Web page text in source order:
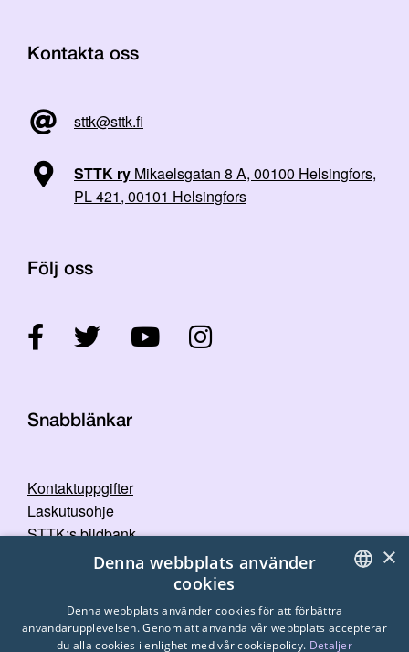
Kontakta oss
sttk@sttk.fi
STTK ry Mikaelsgatan 8 A, 00100 Helsingfors,
PL 421, 00101 Helsingfors
Följ oss
Snabblänkar
Kontaktuppgifter
Laskutusohje
STTK:s bildbank
Dataskyddspolicy
FINNISH
ENGLISH
×
Denna webbplats använder
cookies
Denna webbplats använder cookies för att förbättra
användarupplevelsen. Genom att använda vår webbplats accepterar
du alla cookies i enlighet med vår cookiepolicy. Detaljer